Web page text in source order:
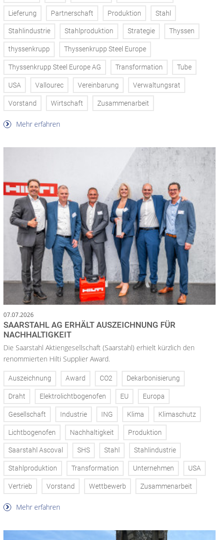
Lieferung Partnerschaft Produktion Stahl
Stahlindustrie Stahlproduktion Strategie Thyssen
thyssenkrupp Thyssenkrupp Steel Europe
Thyssenkrupp Steel Europe AG Transformation Tube
USA Vallourec Vereinbarung Verwaltungsrat
Vorstand Wirtschaft Zusammenarbeit
Mehr erfahren
07.07.2026
SAARSTAHL AG ERHÄLT AUSZEICHNUNG FÜR
NACHHALTIGKEIT
Die Saarstahl Aktiengesellschaft (Saarstahl) erhielt kürzlich den
renommierten Hilti Supplier Award.
Auszeichnung Award CO2 Dekarbonisierung
Draht Elektrolichtbogenofen EU Europa
Gesellschaft Industrie ING Klima Klimaschutz
Lichtbogenofen Nachhaltigkeit Produktion
Saarstahl Ascoval SHS Stahl Stahlindustrie
Stahlproduktion Transformation Unternehmen USA
Vertrieb Vorstand Wettbewerb Zusammenarbeit
Mehr erfahren